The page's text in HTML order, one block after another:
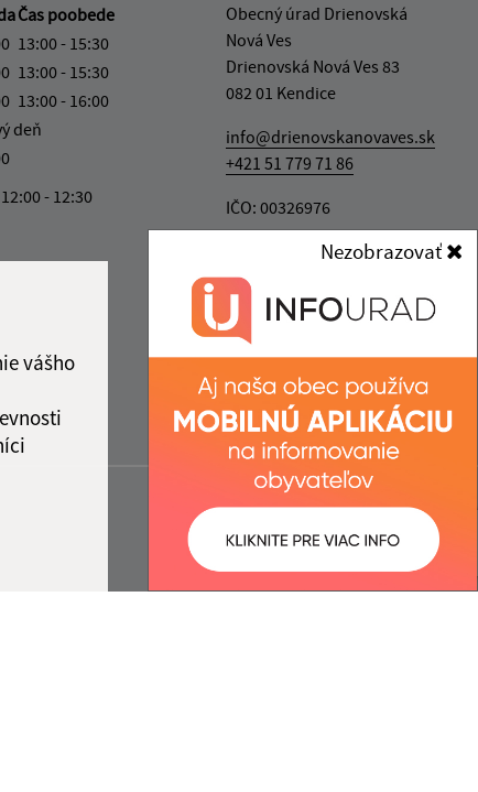
vášho
Nezobrazovať
Čas poobede
13:00 - 15:30
13:00 - 15:30
13:00 - 16:00
deň
12:00 - 12:30
Obecný úrad Drienovská
Nová Ves
Drienovská Nová Ves 83
082 01 Kendice
info@drienovskanovaves.sk
+421 51 779 71 86
IČO: 00326976